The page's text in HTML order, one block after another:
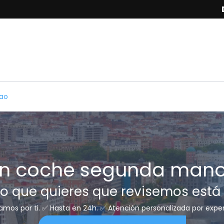
coche segunda
que quieres que revisemos está
por ti. ✅ Hasta en 24h. ✅ Atención personalizada por